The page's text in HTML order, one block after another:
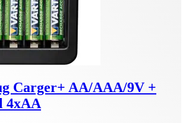
Carger+ AA/AAA/9V +
4xAA